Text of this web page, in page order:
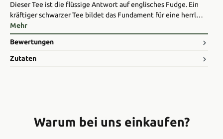
Dieser Tee ist die flüssige Antwort auf englisches Fudge. Ein
kräftiger schwarzer Tee bildet das Fundament für eine herrl…
Mehr
Bewertungen
Zutaten
Warum bei uns einkaufen?